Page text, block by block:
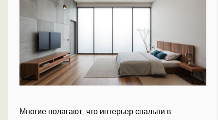
Многие полагают, что интерьер спальни в